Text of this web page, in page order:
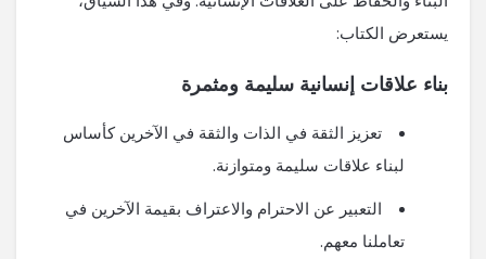
يستعرض الكتاب:
بناء علاقات إنسانية سليمة ومثمرة
تعزيز الثقة في الذات والثقة في الآخرين كأساس
لبناء علاقات سليمة ومتوازنة.
التعبير عن الاحترام والاعتراف بقيمة الآخرين في
تعاملنا معهم.